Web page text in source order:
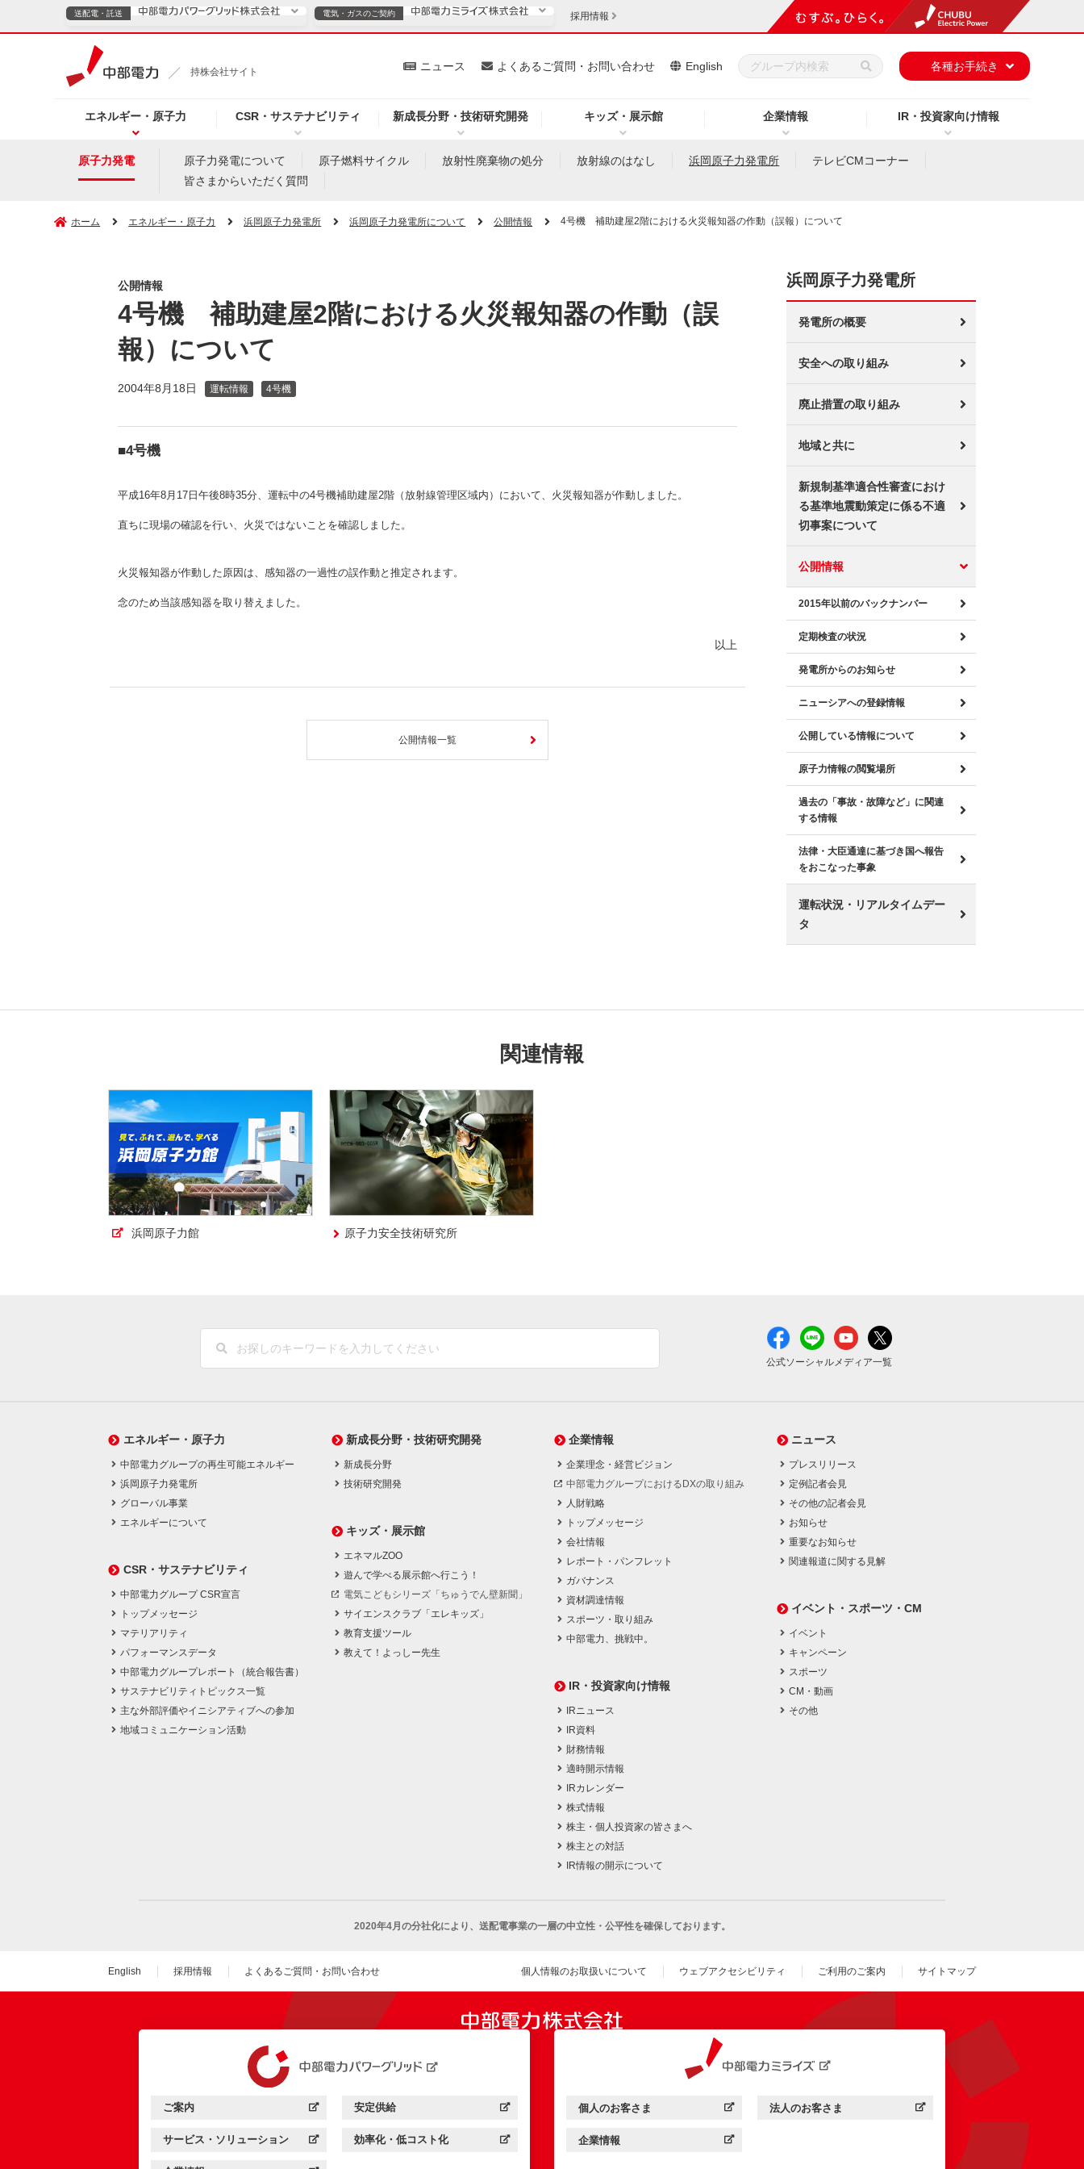
持株会社サイト
エネルギー・原子力 CSR・サステナビリティ 新成長分野・技術研究開発 キッズ・展示館 企業情報 IR・投資家向け情報
ニュース よくあるご質問・お問い合わせ English 各種お手続き
送配電・託送
（新しいウィンドウを開きます）
電気・ガスのご契約
電気・ガスのご契約
プレスリリース（新しいウィンドウを開きます）
採用情報
原子力発電 原子力発電について 原子燃料サイクル 放射性廃棄物の処分 放射線のはなし 浜岡原子力発電所
テレビCMコーナー
皆さまからいただく質問
ホーム エネルギー・原子力 浜岡原子力発電所 浜岡原子力発電所について 公開情報 4号機 補助建屋2階における火災報知器の作動（誤報）について
公開情報
4号機 補助建屋2階における火災報知器の作動（誤
報）について
2004年8月18日 運転情報 4号機
■4号機
平成16年8月17日午後8時35分、運転中の4号機補助建屋2階（放射線管理区域内）において、火災報知器が作動しました。
直ちに現場の確認を行い、火災ではないことを確認しました。
火災報知器が作動した原因は、感知器の一過性の誤作動と推定されます。
念のため当該感知器を取り替えました。
以上
公開情報一覧
浜岡原子力発電所
発電所の概要
安全への取り組み
廃止措置の取り組み
地域と共に
新規制基準適合性審査におけ
る基準地震動策定に係る不適
切事案について
公開情報
2015年以前のバックナンバー
定期検査の状況
発電所からのお知らせ
ニューシアへの登録情報
公開している情報について
原子力情報の閲覧場所
過去の「事故・故障など」に関連
する情報
法律・大臣通達に基づき国へ報告
をおこなった事象
運転状況・リアルタイムデー
タ
関連情報
浜岡原子力館 原子力安全技術研究所
公式ソーシャルメディア一覧
エネルギー・原子力
中部電力グループの再生可能エネルギー
浜岡原子力発電所
グローバル事業
エネルギーについて
CSR・サステナビリティ
中部電力グループ CSR宣言
トップメッセージ
マテリアリティ
パフォーマンスデータ
中部電力グループレポート（統合報告書）
サステナビリティトピックス一覧
主な外部評価やイニシアティブへの参加
地域コミュニケーション活動
新成長分野・技術研究開発
新成長分野
技術研究開発
キッズ・展示館
エネマルZOO
遊んで学べる展示館へ行こう！
電気こどもシリーズ「ちゅうでん壁新聞」
サイエンスクラブ「エレキッズ」
教育支援ツール
教えて！よっしー先生
企業情報
企業理念・経営ビジョン
中部電力グループにおけるDXの取り組み
人財戦略
トップメッセージ
会社情報
レポート・パンフレット
ガバナンス
資材調達情報
スポーツ・取り組み
中部電力、挑戦中。
IR・投資家向け情報
IRニュース
IR資料
財務情報
適時開示情報
IRカレンダー
株式情報
株主・個人投資家の皆さまへ
株主との対話
IR情報の開示について
ニュース
プレスリリース
定例記者会見
その他の記者会見
お知らせ
重要なお知らせ
関連報道に関する見解
イベント・スポーツ・CM
イベント
キャンペーン
スポーツ
CM・動画
その他
2020年4月の分社化により、 送配電事業の一層の中立性・公平性を確保しております。
English 採用情報 よくあるご質問・お問い合わせ 個人情報のお取扱いについて ウェブアクセシビリティ ご利用のご案内 サイトマップ
中部電力パワーグリッド：
ご案内
（新しいウィンドウを開きます） 中部電力パワーグリッド：
安定供給
（新しいウィンドウを開きます）
中部電力パワーグリッド：
サービス・ソリューション
（新しいウィンドウを開きます） 中部電力パワーグリッド：
効率化・低コスト化
（新しいウィンドウを開きます）
中部電力ミライズ：
個人のお客さま
（新しいウィンドウを開きます） 中部電力ミライズ：
法人のお客さま
（新しいウィンドウを開きます）
中部電力ミライズ：
企業情報
（新しいウィンドウを開きます）